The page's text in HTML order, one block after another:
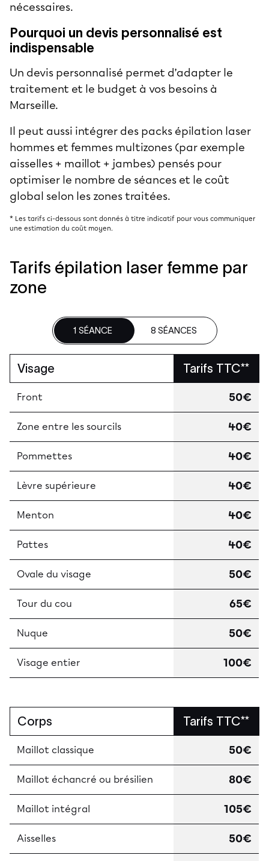
nécessaires.
Pourquoi un devis personnalisé est
indispensable
Un devis personnalisé permet d’adapter le
traitement et le budget à vos besoins à
Marseille.
Il peut aussi intégrer des packs épilation laser
hommes et femmes multizones (par exemple
aisselles + maillot + jambes) pensés pour
optimiser le nombre de séances et le coût
global selon les zones traitées.
* Les tarifs ci-dessous sont donnés à titre indicatif pour vous communiquer
une estimation du coût moyen.
Tarifs épilation laser femme par
zone
1 SÉANCE 8 SÉANCES
Visage Tarifs TTC**
Front 50€
Zone entre les sourcils 40€
Pommettes 40€
Lèvre supérieure 40€
Menton 40€
Pattes 40€
Ovale du visage 50€
Tour du cou 65€
Nuque 50€
Visage entier 100€
Corps Tarifs TTC**
Maillot classique 50€
Maillot échancré ou brésilien 80€
Maillot intégral 105€
Aisselles 50€